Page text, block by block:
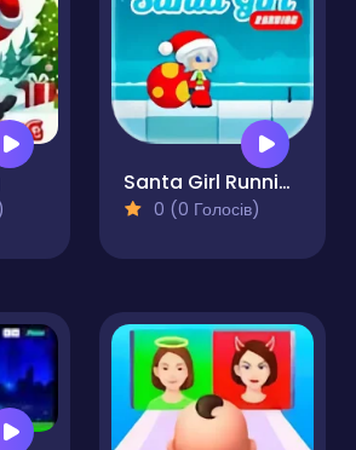
Santa Girl Running
0 (0 Голосів)